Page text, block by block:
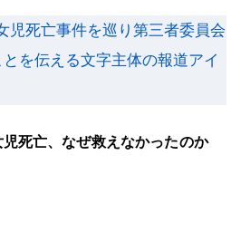
児死亡、なぜ救えなかったのか